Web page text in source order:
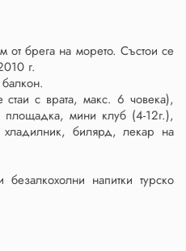
брега на моретo. Състои се
г.
с врата, макс. 6 човека),
площадка, мини клуб (4-12г.),
хладилник, билярд, лекар на
напитки турско